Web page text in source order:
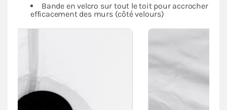
Bande en velcro sur tout le toit pour accrocher
efficacement des murs (côté velours)